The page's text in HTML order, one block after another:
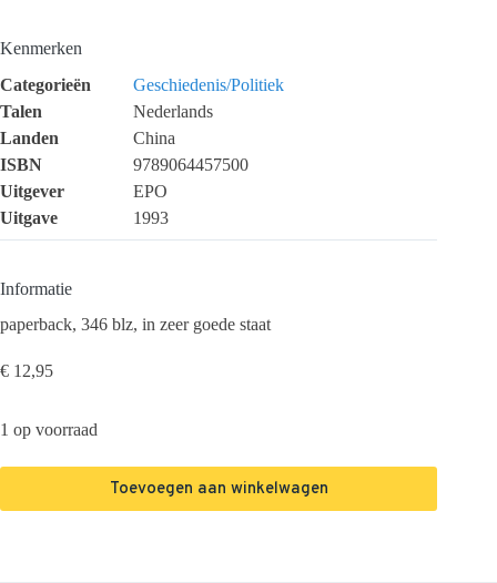
Kenmerken
Categorieën
Geschiedenis/Politiek
Talen
Nederlands
Landen
China
ISBN
9789064457500
Uitgever
EPO
Uitgave
1993
Informatie
paperback, 346 blz, in zeer goede staat
€ 12,95
1 op voorraad
Toevoegen aan winkelwagen